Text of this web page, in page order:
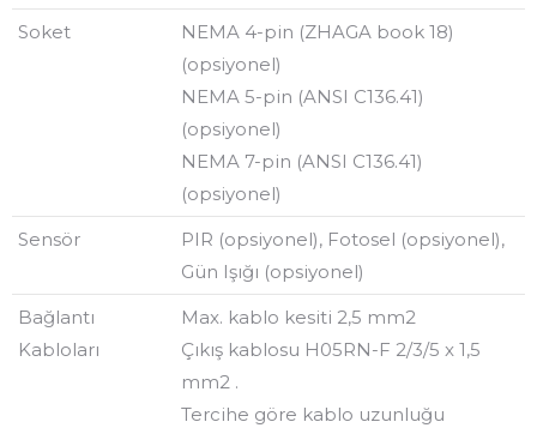
Soket
NEMA 4-pin (ZHAGA book 18)
(opsiyonel)
NEMA 5-pin (ANSI C136.41)
(opsiyonel)
NEMA 7-pin (ANSI C136.41)
(opsiyonel)
Sensör
PIR (opsiyonel), Fotosel (opsiyonel),
Gün Işığı (opsiyonel)
Bağlantı
Kabloları
Max. kablo kesiti 2,5 mm2
Çıkış kablosu H05RN-F 2/3/5 x 1,5
mm2 .
Tercihe göre kablo uzunluğu